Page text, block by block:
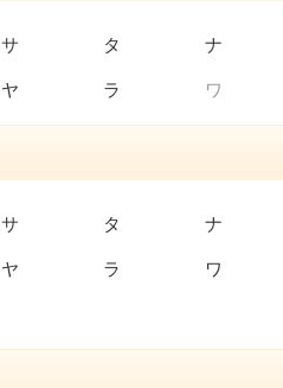
サ タ ナ
ヤ ラ ワ
サ タ ナ
ヤ ラ ワ